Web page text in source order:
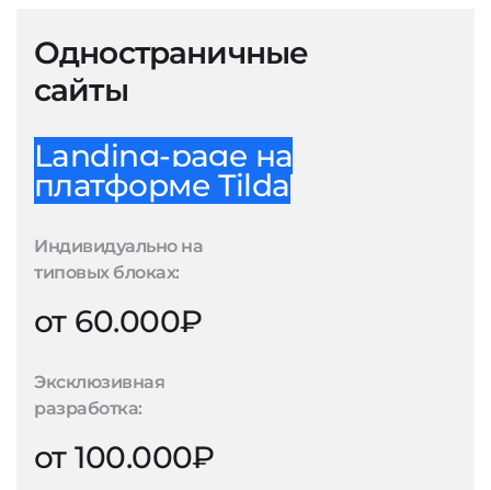
Одностраничные
сайты
Landing-page на
платформе Tilda
Индивидуально на
типовых блоках:
от 60.000₽
Эксклюзивная
разработка:
от 100.000₽